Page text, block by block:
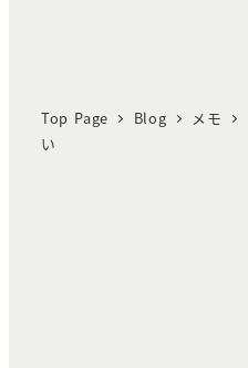
Top Page Blog メモ
い